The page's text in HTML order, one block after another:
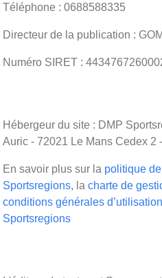
Téléphone : 0688588335
Directeur de la publication :
Numéro SIRET :
Hébergeur du site : DMP
Auric - 72021 Le Mans Cedex 2 -
En savoir plus sur la politique
Sportsregions, la charte de
conditions générales
Sportsregions